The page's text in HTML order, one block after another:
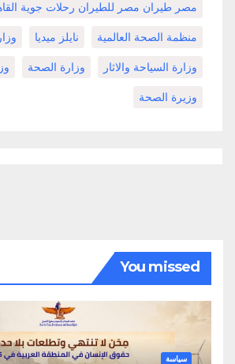
مصر طيران مصر للطيران رحلات جوية
منظمة الصحة العالمية نايلز ميديا
وزارة السياحة والاثار وزارة الصحة
وزيرة الصحة
You missed
سياسة